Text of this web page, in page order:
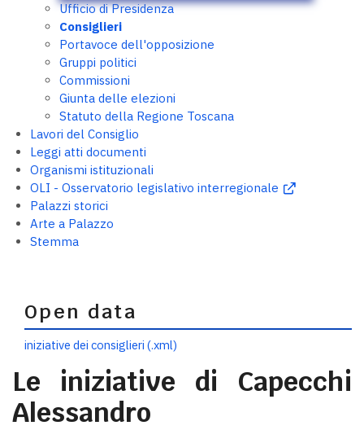
Ufficio di Presidenza
Consiglieri
Portavoce dell'opposizione
Gruppi politici
Commissioni
Giunta delle elezioni
Statuto della Regione Toscana
Lavori del Consiglio
Leggi atti documenti
Organismi istituzionali
OLI - Osservatorio legislativo interregionale
Palazzi storici
Arte a Palazzo
Stemma
Open data
iniziative dei consiglieri (.xml)
Le iniziative di Capecchi
Alessandro